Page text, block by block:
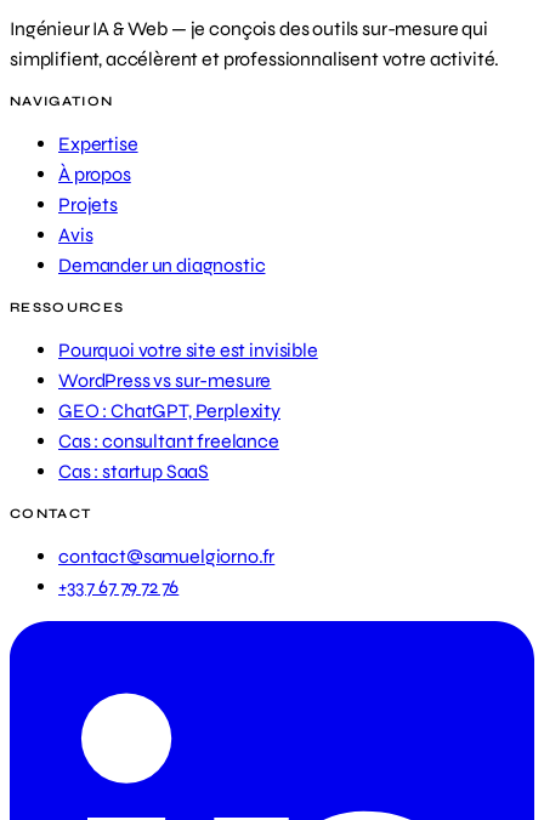
Ingénieur IA & Web — je conçois des outils sur-mesure qui
simplifient, accélèrent et professionnalisent votre activité.
NAVIGATION
Expertise
À propos
Projets
Avis
Demander un diagnostic
RESSOURCES
Pourquoi votre site est invisible
WordPress vs sur-mesure
GEO : ChatGPT, Perplexity
Cas : consultant freelance
Cas : startup SaaS
CONTACT
contact@samuelgiorno.fr
+33 7 67 79 72 76